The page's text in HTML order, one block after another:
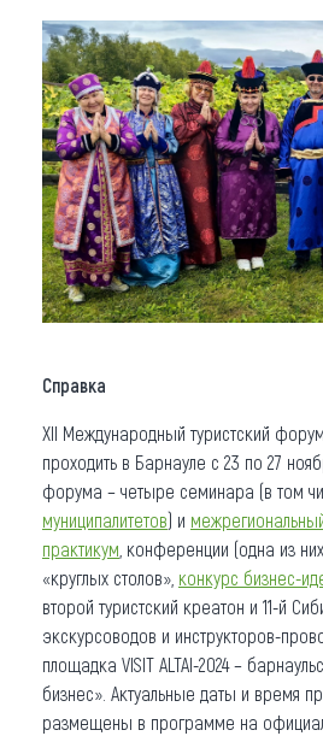
Справка
XII Международный туристский форум
проходить в Барнауле с 23 по 27
форума – четыре семинара (в том
муниципалитетов) и
практикум , конференции (одна из
«круглых столов», конкурс бизнес-
второй туристский креатон и 11-й
экскурсоводов и инструкторов-
площадка VISIT ALTAI-2024 –
бизнес». Актуальные даты и время
размещены в программе на